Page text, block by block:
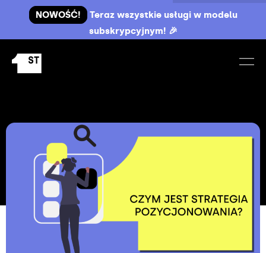
NOWOŚĆ!
Teraz wszystkie usługi w modelu
subskrypcyjnym! 🎉